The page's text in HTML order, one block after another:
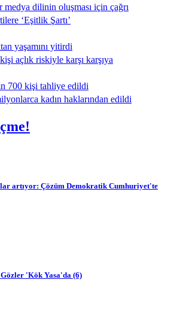
dilinin oluşması için çağrı
‘Eşitlik Şartı’
yaşamını yitirdi
açlık riskiyle karşı karşıya
700 kişi tahliye edildi
kadın haklarından edildi
artıyor: Çözüm Demokratik Cumhuriyet'te
'Kök Yasa'da (6)